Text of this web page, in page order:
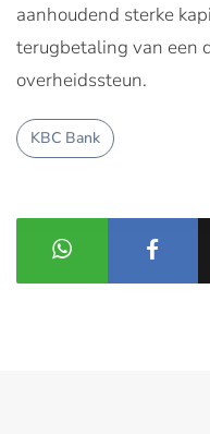
aanhoudend sterke
terugbetaling van een
overheidssteun.
KBC Bank